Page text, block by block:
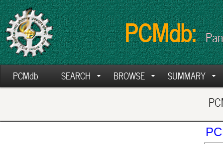
PCMdb:
PCMdb SEARCH BROWSE SUMMARY